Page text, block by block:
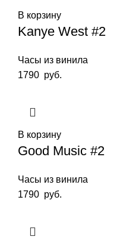
В корзину
Kanye West #2
Часы из винила
1790 руб.
В корзину
Good Music #2
Часы из винила
1790 руб.